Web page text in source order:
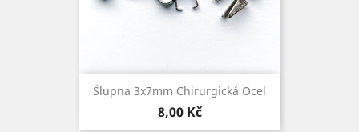
Šlupna 3x7mm Chirurgická Ocel
Cena
8,00 Kč